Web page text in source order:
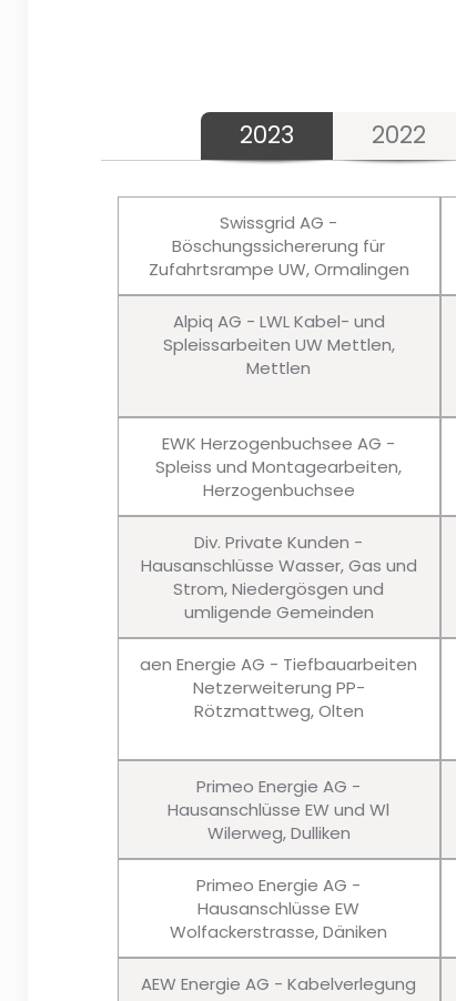
2023 2022
Swissgrid AG -
Böschungssichererung für
Zufahrtsrampe UW, Ormalingen
Alpiq AG - LWL Kabel- und
Spleissarbeiten UW Mettlen,
Mettlen
EWK Herzogenbuchsee AG -
Spleiss und Montagearbeiten,
Herzogenbuchsee
Div. Private Kunden -
Hausanschlüsse Wasser, Gas und
Strom, Niedergösgen und
umligende Gemeinden
aen Energie AG - Tiefbauarbeiten
Netzerweiterung PP-
Rötzmattweg, Olten
Primeo Energie AG -
Hausanschlüsse EW und Wl
Wilerweg, Dulliken
Primeo Energie AG -
Hausanschlüsse EW
Wolfackerstrasse, Däniken
AEW Energie AG - Kabelverlegung